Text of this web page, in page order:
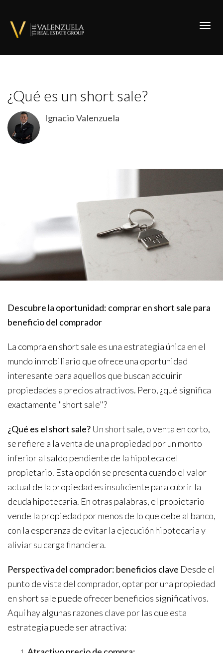
¿Qué es un short sale?
Ignacio Valenzuela
Descubre la oportunidad: comprar en short sale para
beneficio del comprador
La compra en short sale es una estrategia única en el
mundo inmobiliario que ofrece una oportunidad
interesante para aquellos que buscan adquirir
propiedades a precios atractivos. Pero, ¿qué significa
exactamente "short sale"?
¿Qué es el short sale? Un short sale, o venta en corto,
se refiere a la venta de una propiedad por un monto
inferior al saldo pendiente de la hipoteca del
propietario. Esta opción se presenta cuando el valor
actual de la propiedad es insuficiente para cubrir la
deuda hipotecaria. En otras palabras, el propietario
vende la propiedad por menos de lo que debe al banco,
con la esperanza de evitar la ejecución hipotecaria y
aliviar su carga financiera.
Perspectiva del comprador: beneficios clave Desde el
punto de vista del comprador, optar por una propiedad
en short sale puede ofrecer beneficios significativos.
Aquí hay algunas razones clave por las que esta
estrategia puede ser atractiva: